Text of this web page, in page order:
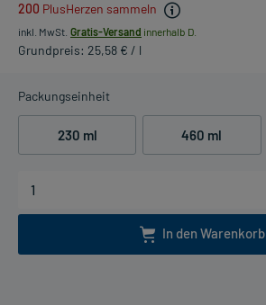
200 PlusHerzen sammeln
inkl. MwSt. Gratis-Versand innerhalb D.
Grundpreis: 25,58 € / l
Packungseinheit
230 ml 460 ml
In den Warenkorb